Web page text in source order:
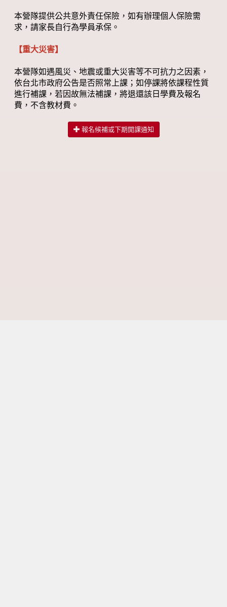
本營隊提供公共意外責任保險，如有辦理個人保險需
求，請家長自行為學員承保。
【重大災害】
本營隊如遇風災、地震或重大災害等不可抗力之因素，
依台北市政府公告是否照常上課；如停課將依課程性質
進行補課，若因故無法補課，將退還該日學費及報名
費，不含教材費。
報名候補或下期開課通知